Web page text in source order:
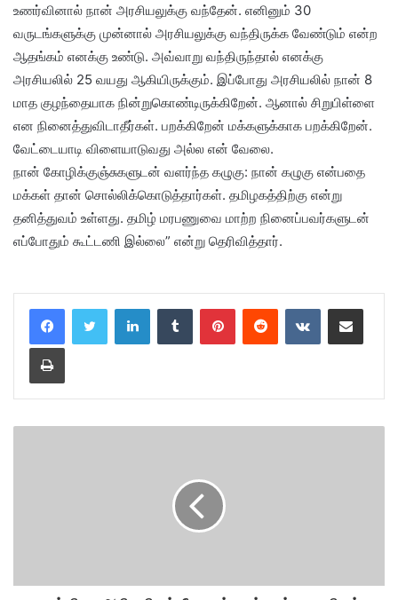
உணர்வினால் நான் அரசியலுக்கு வந்தேன். எனினும் 30
வருடங்களுக்கு முன்னால் அரசியலுக்கு வந்திருக்க வேண்டும் என்ற
ஆதங்கம் எனக்கு உண்டு. அவ்வாறு வந்திருந்தால் எனக்கு
அரசியலில் 25 வயது ஆகியிருக்கும். இப்போது அரசியலில் நான் 8
மாத குழந்தையாக நின்றுகொண்டிருக்கிறேன். ஆனால் சிறுபிள்ளை
என நினைத்துவிடாதீர்கள். பறக்கிறேன் மக்களுக்காக பறக்கிறேன்.
வேட்டையாடி விளையாடுவது அல்ல என் வேலை.
நான் கோழிக்குஞ்சுகளுடன் வளர்ந்த கழுகு: நான் கழுகு என்பதை
மக்கள் தான் சொல்லிக்கொடுத்தார்கள். தமிழகத்திற்கு என்று
தனித்துவம் உள்ளது. தமிழ் மரபணுவை மாற்ற நினைப்பவர்களுடன்
எப்போதும் கூட்டணி இல்லை” என்று தெரிவித்தார்.
LinkedInTumblr PinterestReddit VKontakteShare via Email
Print